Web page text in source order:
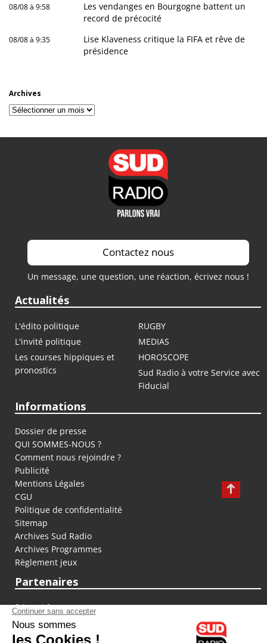
08/08 à 9:58
Les vendanges en Bourgogne battent un
record de précocité
08/08 à 9:35
Lise Klaveness critique la FIFA et rêve de
présidence
Archives
Archives
Contactez nous
Un message, une question, une réaction, écrivez nous !
Actualités
L'édito politique
RUGBY
L'invité politique
MEDIAS
Les courses hippiques et
pronostics
HOROSCOPE
Sud Radio à votre Service avec
Fiducial
Informations
Dossier de presse
QUI SOMMES-NOUS ?
Comment nous rejoindre ?
Publicité
Mentions Légales
CGU
Politique de confidentialité
Sitemap
Archives Sud Radio
Archives Programmes
Règlement jeux
Partenaires
fiducial.fr
lyoncapitale.fr
olympique-et-lyonnais.com